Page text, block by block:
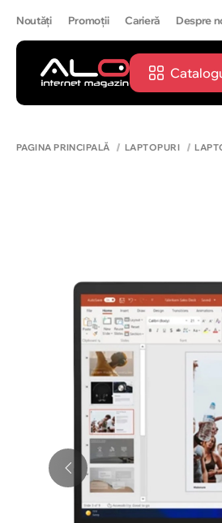
Noutăți Promoții Carieră Despre
PAGINA PRINCIPALĂ LAPTOPURI